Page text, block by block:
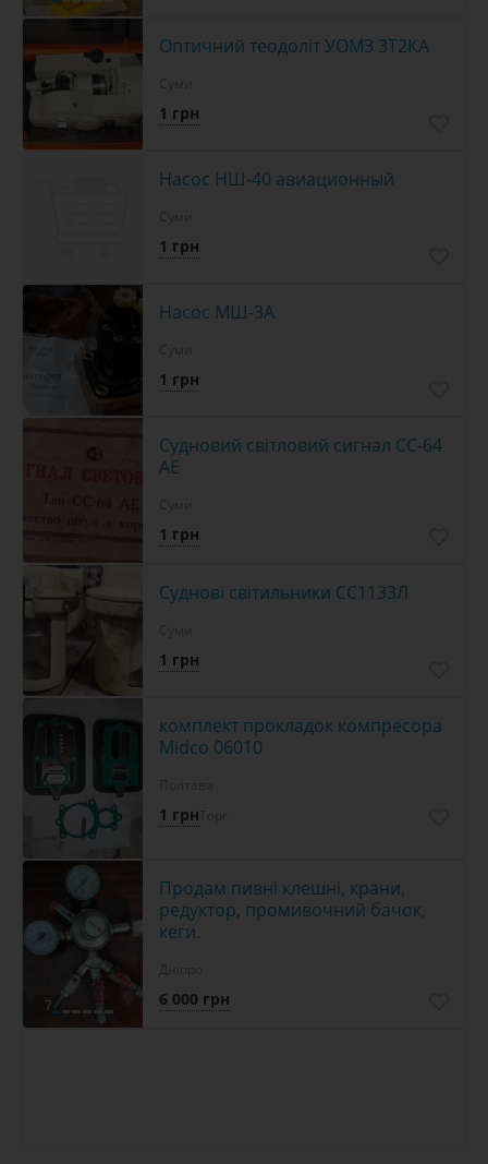
Оптичний теодоліт УОМЗ 3Т2КА
1 грн
Насос НШ-40 авиационный
1 грн
Насос МШ-3А
1 грн
Судновий світловий сигнал СС-64
АЕ
1 грн
Суднові світильники СС1133Л
1 грн
комплект прокладок компресора
Midco 06010
1 грн
7
Продам пивні клешні, крани,
редуктор, промивочний бачок,
кеги.
6 000 грн